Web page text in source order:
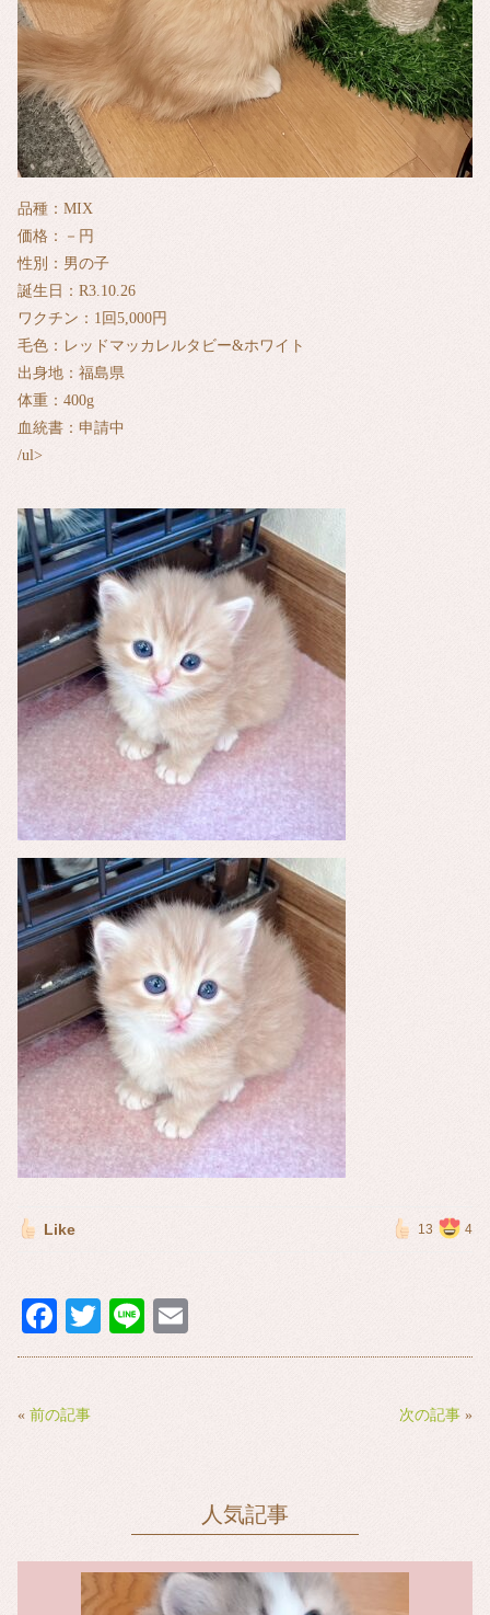
品種：MIX
価格：－円
性別：男の子
誕生日：R3.10.26
ワクチン：1回5,000円
毛色：レッドマッカレルタビー&ホワイト
出身地：福島県
体重：400g
血統書：申請中
/ul>
Like 13 4
Fa
ce
ok
T
wi
Li
ne m
« 前の記事 次の記事 »
人気記事